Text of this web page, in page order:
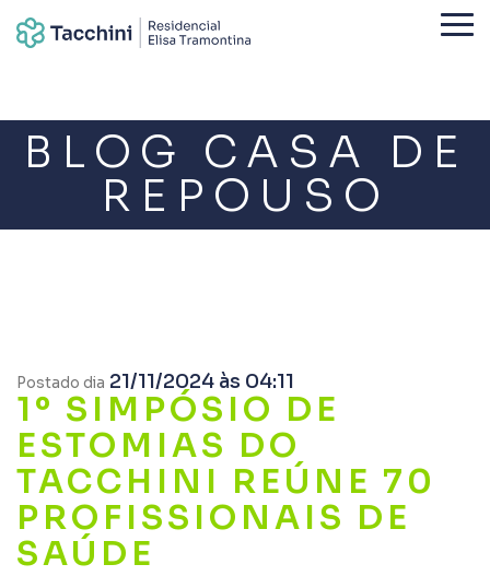
BLOG CASA DE
REPOUSO
Postado dia 21/11/2024 às 04:11
1º SIMPÓSIO DE
ESTOMIAS DO
TACCHINI REÚNE 70
PROFISSIONAIS DE
SAÚDE